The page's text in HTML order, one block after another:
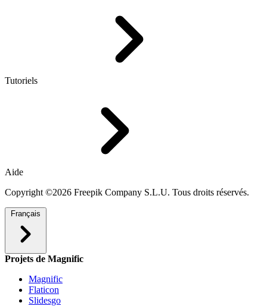
Tutoriels
Aide
Copyright ©2026 Freepik Company S.L.U. Tous droits réservés.
Français
Projets de Magnific
Magnific
Flaticon
Slidesgo